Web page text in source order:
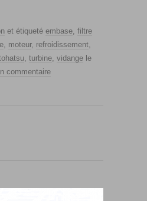
et étiqueté embase, filtre
, moteur, refroidissement,
, turbine, vidange le
commentaire